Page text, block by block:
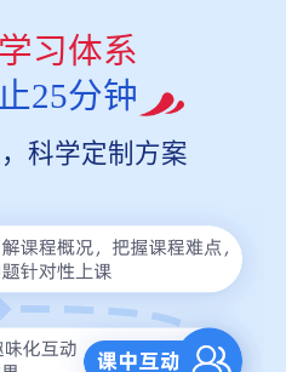
习体系
25分钟
科学定制方案